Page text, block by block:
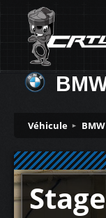
BMW
Véhicule BMW